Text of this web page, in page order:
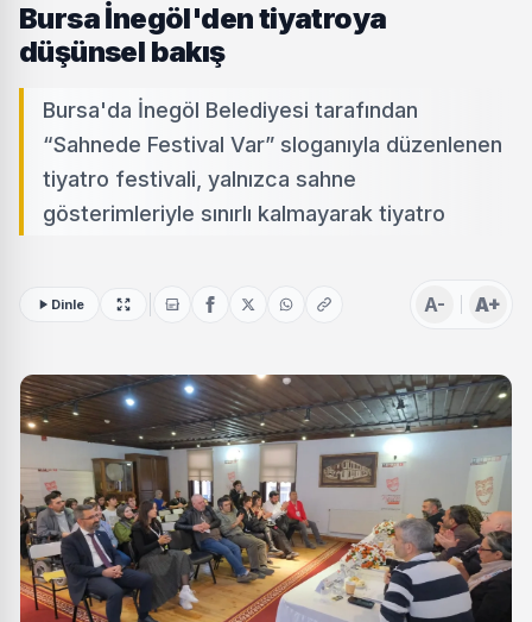
Bursa İnegöl'den tiyatroya
düşünsel bakış
Bursa'da İnegöl Belediyesi tarafından
“Sahnede Festival Var” sloganıyla düzenlenen
tiyatro festivali, yalnızca sahne
gösterimleriyle sınırlı kalmayarak tiyatro
Dinle A- A+